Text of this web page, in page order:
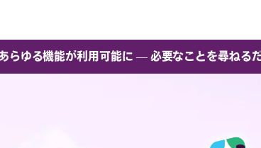
らゆる機能が利用可能に — 必要なことを尋ねる